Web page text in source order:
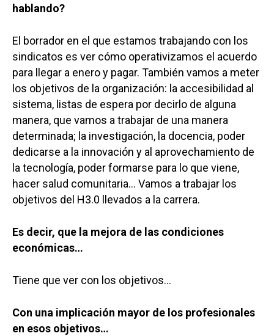
hablando?
El borrador en el que estamos trabajando con los
sindicatos es ver cómo operativizamos el acuerdo
para llegar a enero y pagar. También vamos a meter
los objetivos de la organización: la accesibilidad al
sistema, listas de espera por decirlo de alguna
manera, que vamos a trabajar de una manera
determinada; la investigación, la docencia, poder
dedicarse a la innovación y al aprovechamiento de
la tecnología, poder formarse para lo que viene,
hacer salud comunitaria… Vamos a trabajar los
objetivos del H3.0 llevados a la carrera.
Es decir, que la mejora de las condiciones
económicas…
Tiene que ver con los objetivos…
Con una implicación mayor de los profesionales
en esos objetivos…